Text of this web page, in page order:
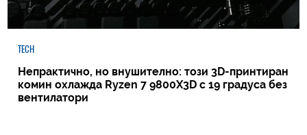
TECH
Непрактично, но внушително: този 3D-принтиран
комин охлажда Ryzen 7 9800X3D с 19 градуса без
вентилатори